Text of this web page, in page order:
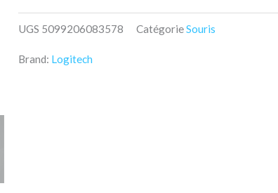
UGS 5099206083578 CatégorieSouris
Brand: Logitech